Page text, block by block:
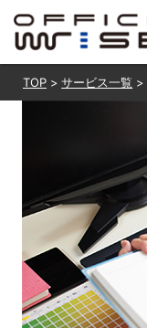
TOP サービス一覧